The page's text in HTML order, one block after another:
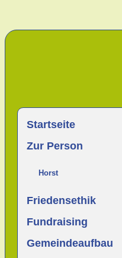
Startseite
Zur Person
Horst
Friedensethik
Fundraising
Gemeindeaufbau